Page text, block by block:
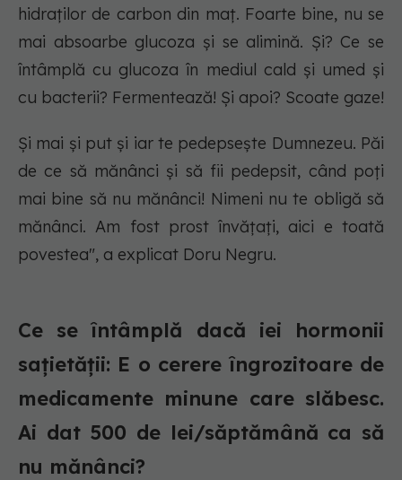
hidraților de carbon din maț. Foarte bine, nu se
mai absoarbe glucoza și se alimină. Și? Ce se
întâmplă cu glucoza în mediul cald și umed și
cu bacterii? Fermentează! Și apoi? Scoate gaze!
Și mai și put și iar te pedepsește Dumnezeu. Păi
de ce să mănânci și să fii pedepsit, când poți
mai bine să nu mănânci! Nimeni nu te obligă să
mănânci. Am fost prost învățați, aici e toată
povestea", a explicat Doru Negru.
Ce se întâmplă dacă iei hormonii
sațietății: E o cerere îngrozitoare de
medicamente minune care slăbesc.
Ai dat 500 de lei/săptămână ca să
nu mănânci?